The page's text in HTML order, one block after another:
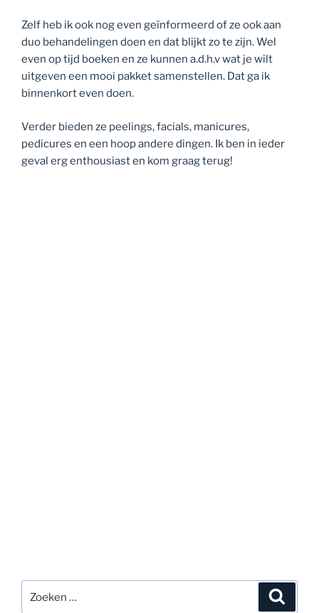
Zelf heb ik ook nog even geïnformeerd of ze ook aan
duo behandelingen doen en dat blijkt zo te zijn. Wel
even op tijd boeken en ze kunnen a.d.h.v wat je wilt
uitgeven een mooi pakket samenstellen. Dat ga ik
binnenkort even doen.
Verder bieden ze peelings, facials, manicures,
pedicures en een hoop andere dingen. Ik ben in ieder
geval erg enthousiast en kom graag terug!
naar: